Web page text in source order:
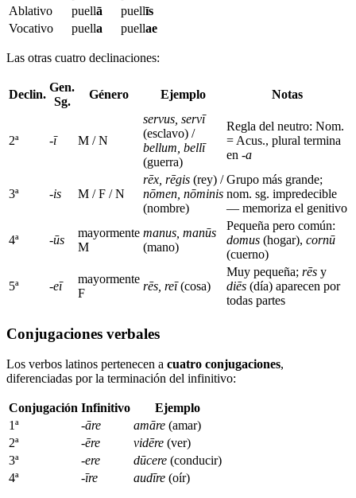
Ablativo
puellā puellīs
Vocativo
puella puellae
Las otras cuatro declinaciones:
Declin.
Gen.
Sg.
Género Ejemplo Notas
2ª -ī M / N
servus, servī
(esclavo) /
bellum, bellī
(guerra)
Regla del neutro: Nom.
= Acus., plural termina
en -a
3ª -is M / F / N
rēx, rēgis (rey) /
nōmen, nōminis
(nombre)
Grupo más grande;
nom. sg. impredecible
— memoriza el genitivo
4ª -ūs
mayormente
M
manus, manūs
(mano)
Pequeña pero común:
domus (hogar), cornū
(cuerno)
5ª -eī
mayormente
F
rēs, reī(cosa)
Muy pequeña; rēs y
diēs (día) aparecen por
todas partes
Conjugaciones verbales
Los verbos latinos pertenecen a cuatro conjugaciones,
diferenciadas por la terminación del infinitivo:
Conjugación Infinitivo
Ejemplo
1ª
-āre amāre (amar)
2ª
-ēre vidēre (ver)
3ª
-ere dūcere (conducir)
4ª
-īre audīre (oír)